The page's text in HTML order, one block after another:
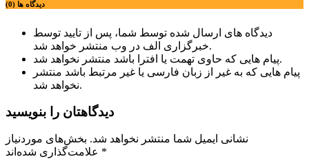
دیدگاه ها (0)
دیدگاه های ارسال شده توسط شما، پس از تایید توسط
خبرگزاری الف در وب منتشر خواهد شد.
پیام هایی که حاوی تهمت یا افترا باشد منتشر نخواهد شد.
پیام هایی که به غیر از زبان فارسی یا غیر مرتبط باشد منتشر
نخواهد شد.
دیدگاهتان را بنویسید
نشانی ایمیل شما منتشر نخواهد شد. بخش‌های موردنیاز
*